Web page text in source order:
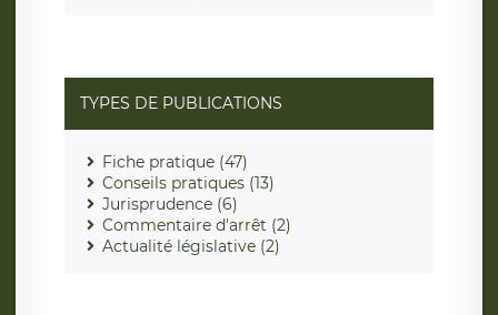
TYPES DE PUBLICATIONS
Fiche pratique (47)
Conseils pratiques (13)
Jurisprudence (6)
Commentaire d'arrêt (2)
Actualité législative (2)